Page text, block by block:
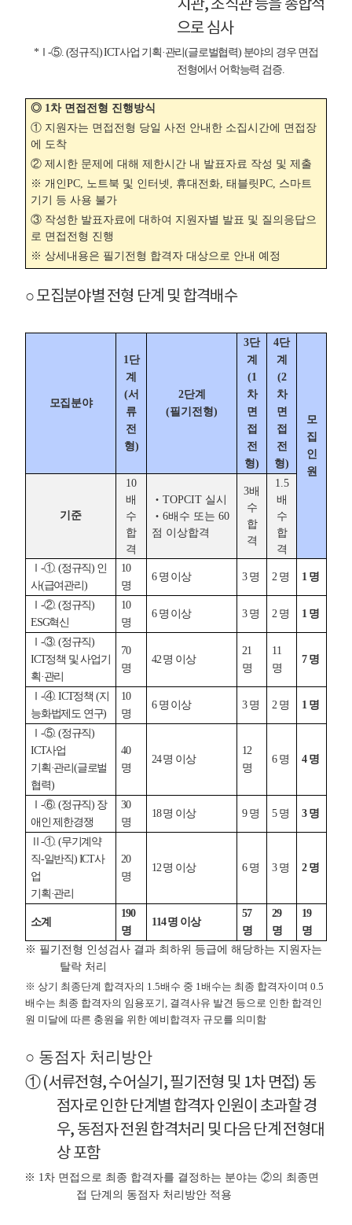
치관, 조직관 등을 종합적
으로 심사
*Ⅰ-⑤. (정규직) ICT사업 기획·관리(글로벌협력) 분야의 경우 면접
전형에서 어학능력 검증.
◎ 1차 면접전형 진행방식
① 지원자는 면접전형 당일 사전 안내한 소집시간에 면접장
에 도착
② 제시한 문제에 대해 제한시간 내 발표자료 작성 및 제출
※ 개인PC, 노트북 및 인터넷, 휴대전화, 태블릿PC, 스마트
기기 등 사용 불가
③ 작성한 발표자료에 대하여 지원자별 발표 및 질의응답으
로 면접전형 진행
※ 상세내용은 필기전형 합격자 대상으로 안내 예정
○ 모집분야별 전형 단계 및 합격배수
모집분야
1단
계
(서
류
전
형)
2단계
(필기전형)
3단
계
(1
차
면
접
전
형)
4단
계
(2
차
면
접
전
형)
모
집
인
원
기준
10
배
수
합
격
‧TOPCIT 실시
‧6배수 또는 60
점 이상합격
3배
수
합
격
1.5
배
수
합
격
Ⅰ-①. (정규직) 인
사(급여관리)
10
명
6 명 이상 3 명 2 명 1 명
Ⅰ-②. (정규직)
ESG혁신
10
명
6 명 이상 3 명 2 명 1 명
Ⅰ-③. (정규직)
ICT정책 및 사업기
획·관리
70
명
42 명 이상
21
명
11
명
7 명
Ⅰ-④. ICT정책 (지
능화법제도 연구)
10
명
6 명 이상 3 명 2 명 1 명
Ⅰ-⑤. (정규직)
ICT사업
기획·관리(글로벌
협력)
40
명
24 명 이상
12
명
6 명 4 명
Ⅰ-⑥. (정규직) 장
애인 제한경쟁
30
명
18 명 이상 9 명 5 명 3 명
Ⅱ-①. (무기계약
직-일반직) ICT사
업
기획·관리
20
명
12 명 이상 6 명 3 명 2 명
소계
190
명
114 명 이상
57
명
29
명
19
명
※ 필기전형 인성검사 결과 최하위 등급에 해당하는 지원자는
탈락 처리
※ 상기 최종단계 합격자의 1.5배수 중 1배수는 최종 합격자이며 0.5
배수는 최종 합격자의 임용포기, 결격사유 발견 등으로 인한 합격인
원 미달에 따른 충원을 위한 예비합격자 규모를 의미함
○ 동점자 처리방안
① (서류전형, 수어실기, 필기전형 및 1차 면접) 동
점자로 인한 단계별 합격자 인원이 초과할 경
우, 동점자 전원 합격처리 및 다음 단계 전형대
상 포함
※ 1차 면접으로 최종 합격자를 결정하는 분야는 ②의 최종면
접 단계의 동점자 처리방안 적용